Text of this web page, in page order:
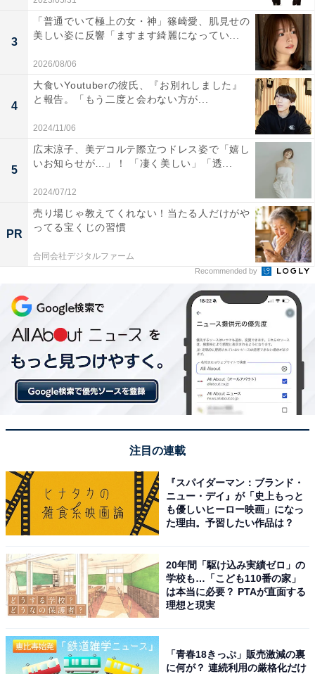
3
「普通でいて極上の女・神」篠崎愛、肌見せの
美しい姿に反響「ますます綺麗になってい...
2026/08/06
4
大食いYoutuberの彼氏、『お別れしました』
と報告。「もう二度と会わない方が...
2024/11/06
5
広末涼子、美デコルテ際立つドレス姿で「嬉し
いお知らせが…」！ 「凄く美しい」「透...
2024/07/12
PR
売り場じゃ教えてくれない！当たる人だけがや
ってる宝くじの習慣
合同会社デジタルファーム
Recommended by
注目の連載
『スパイダーマン：ブランド・
ニュー・デイ』が「史上もっと
も優しいヒーロー映画」になっ
た理由。予習したい作品は？
20年間「駆け込み実績ゼロ」の
学校も…「こども110番の家」
は本当に必要？ PTAが直面する
理想と現実
「青春18きっぷ」販売激減の裏
に何が？ 連続利用の厳格化だけ